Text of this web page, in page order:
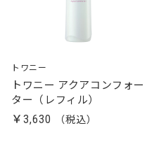
トワニー
トワニー アクアコンフォー
ター（レフィル）
￥3,630